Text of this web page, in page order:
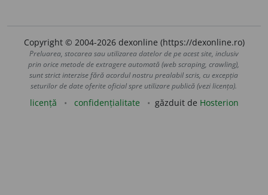
Copyright © 2004-2026 dexonline (https://dexonline.ro)
Preluarea, stocarea sau utilizarea datelor de pe acest site, inclusiv
prin orice metode de extragere automată (web scraping, crawling),
sunt strict interzise fără acordul nostru prealabil scris, cu excepția
seturilor de date oferite oficial spre utilizare publică (vezi licența).
licență confidențialitate găzduit de Hosterion